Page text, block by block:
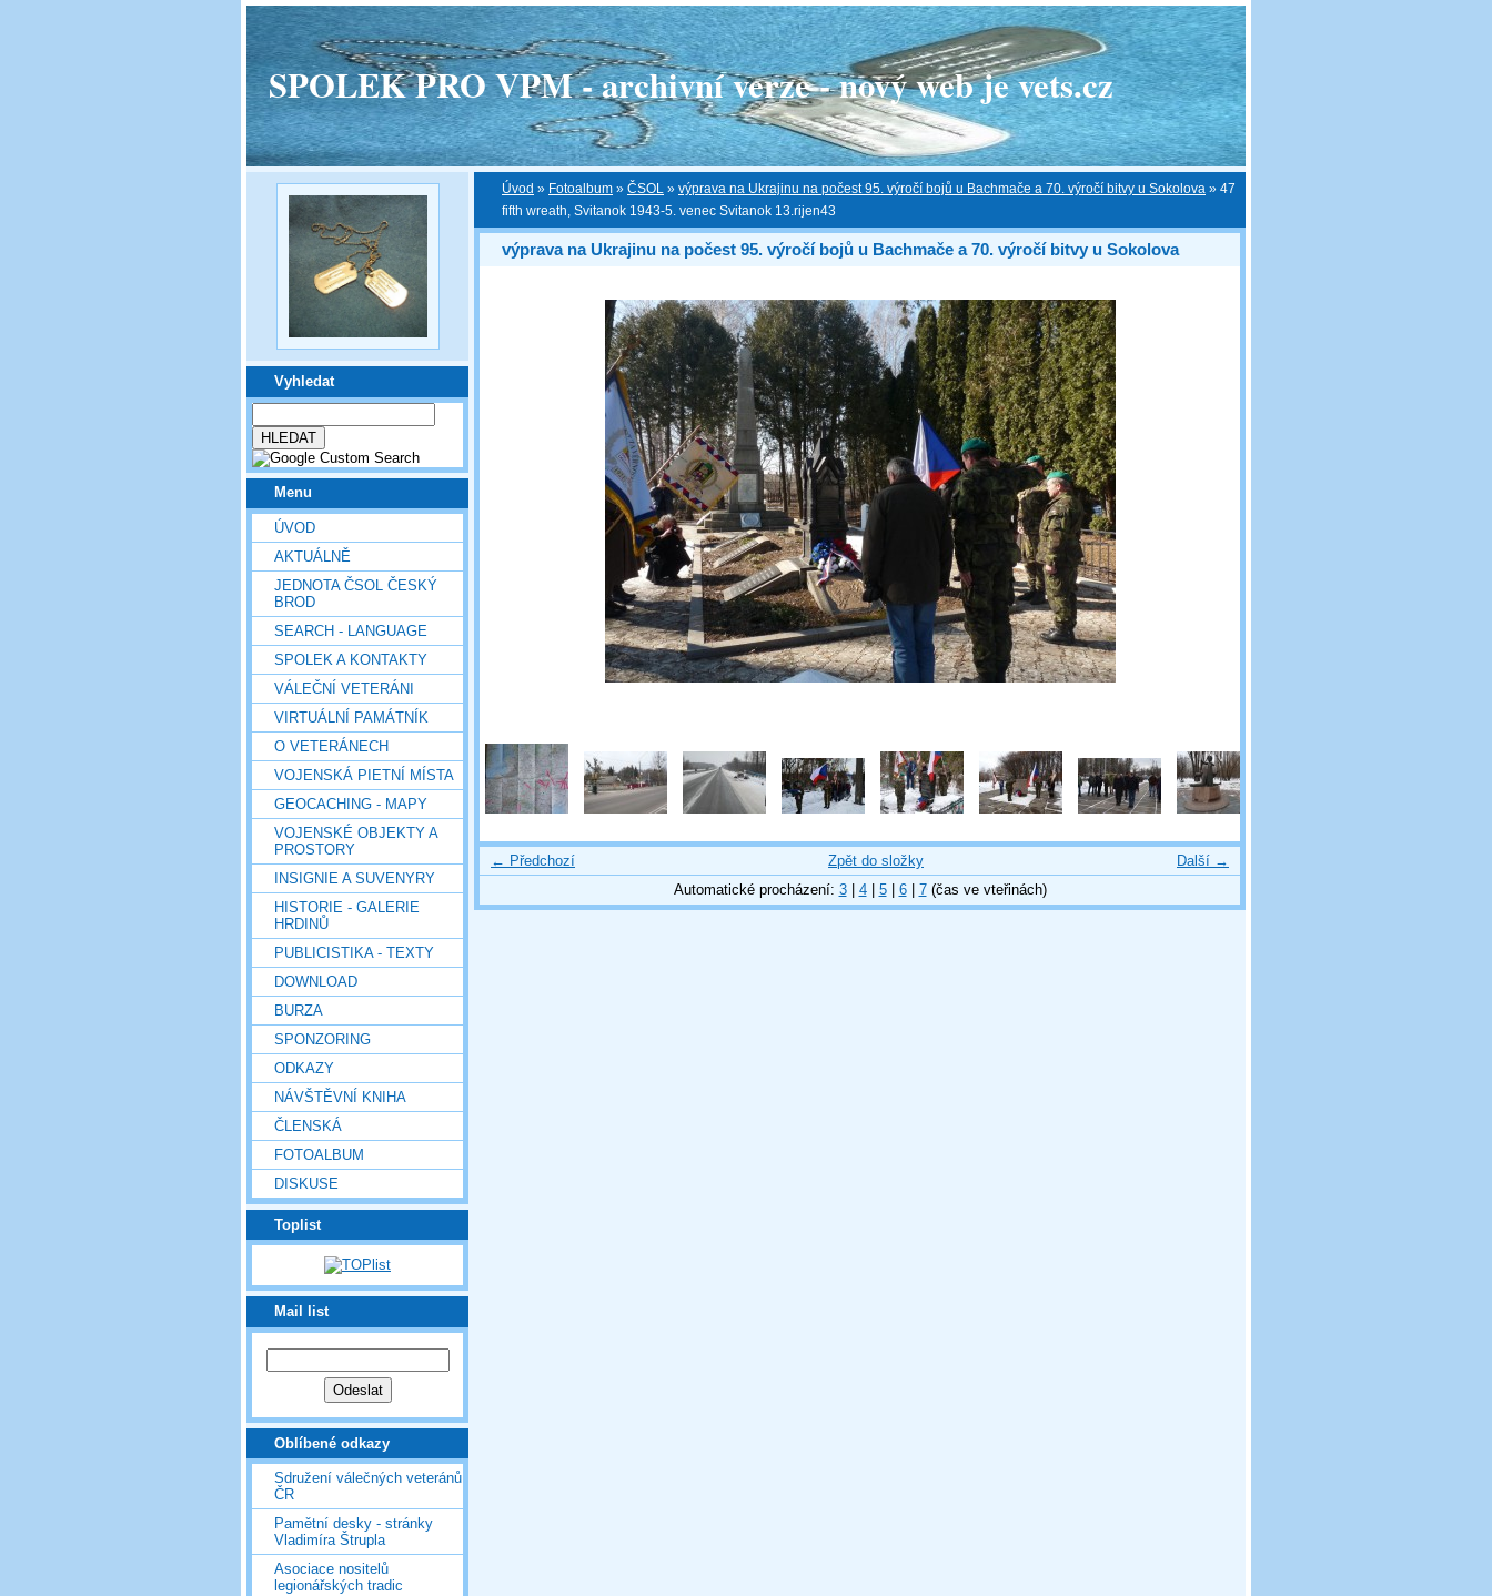
SPOLEK PRO VPM - archivní verze - nový web je vets.cz
Vyhledat
Menu
ÚVOD
AKTUÁLNĚ
JEDNOTA ČSOL ČESKÝ
BROD
SEARCH - LANGUAGE
SPOLEK A KONTAKTY
VÁLEČNÍ VETERÁNI
VIRTUÁLNÍ PAMÁTNÍK
O VETERÁNECH
VOJENSKÁ PIETNÍ MÍSTA
GEOCACHING - MAPY
VOJENSKÉ OBJEKTY A
PROSTORY
INSIGNIE A SUVENYRY
HISTORIE - GALERIE
HRDINŮ
PUBLICISTIKA - TEXTY
DOWNLOAD
BURZA
SPONZORING
ODKAZY
NÁVŠTĚVNÍ KNIHA
ČLENSKÁ
FOTOALBUM
DISKUSE
Toplist
Mail list
Oblíbené odkazy
Sdružení válečných veteránů
ČR
Pamětní desky - stránky
Vladimíra Štrupla
Asociace nositelů
legionářských tradic
Úvod » Fotoalbum » ČSOL » výprava na Ukrajinu na počest 95. výročí bojů u Bachmače a 70. výročí bitvy u Sokolova » 47
fifth wreath, Svitanok 1943-5. venec Svitanok 13.rijen43
výprava na Ukrajinu na počest 95. výročí bojů u Bachmače a 70. výročí bitvy u Sokolova
← Předchozí Další →
Zpět do složky
Automatické procházení: 3| 4| 5| 6| 7(čas ve vteřinách)